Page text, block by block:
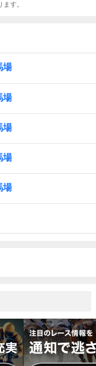
す。
場
場
場
場
場